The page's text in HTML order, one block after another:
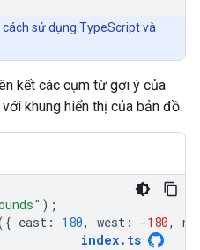
cách sử dụng TypeScript và
kết các cụm từ gợi ý của
khung hiển thị của bản đồ.
);
east : 180, west : -180,
index. ts